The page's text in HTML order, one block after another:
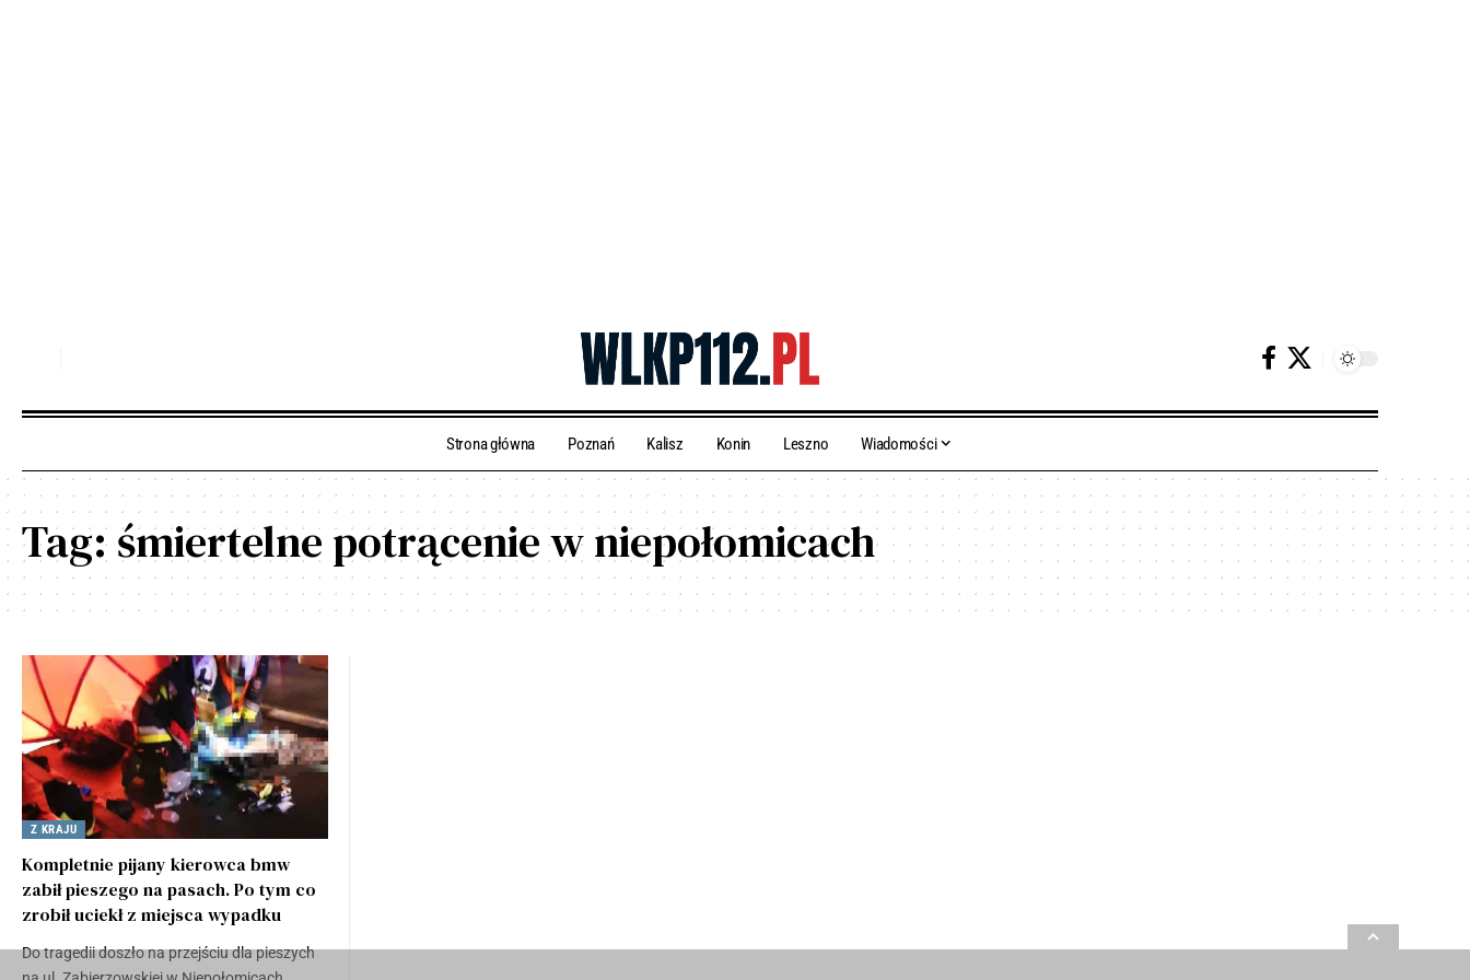
Strona główna Poznań Kalisz Konin Leszno Wiadomości
Tag:śmiertelne potrącenie w niepołomicach
Z KRAJU
Kompletnie pijany kierowca bmw
zabił pieszego na pasach. Po tym co
zrobił uciekł z miejsca wypadku
Do tragedii doszło na przejściu dla pieszych